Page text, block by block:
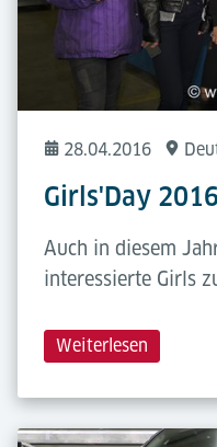
28.04.2016
Girls'Day 2016
Auch in diesem
interessierte Girls
Weiterlesen